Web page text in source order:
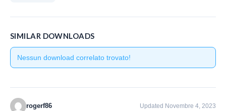
SIMILAR DOWNLOADS
Nessun download correlato trovato!
rogerf86 Updated Novembre 4, 2023